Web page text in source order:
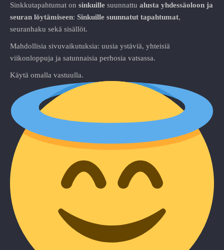
Sinkkutapahtumat on sinkuille suunnattu alusta yhdessäoloon ja
seuran löytämiseen: Sinkuille suunnatut tapahtumat,
seuranhaku sekä sisällöt.
Mahdollisia sivuvaikutuksia: uusia ystäviä, yhteisiä
viikonloppuja ja satunnaisia perhosia vatsassa.
Käytä omalla vastuulla.